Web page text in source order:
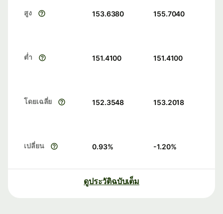
สูง 153.6380 155.7040
ต่ำ 151.4100 151.4100
โดยเฉลี่ย 152.3548 153.2018
เปลี่ยน 0.93% -1.20%
ดูประวัติฉบับเต็ม